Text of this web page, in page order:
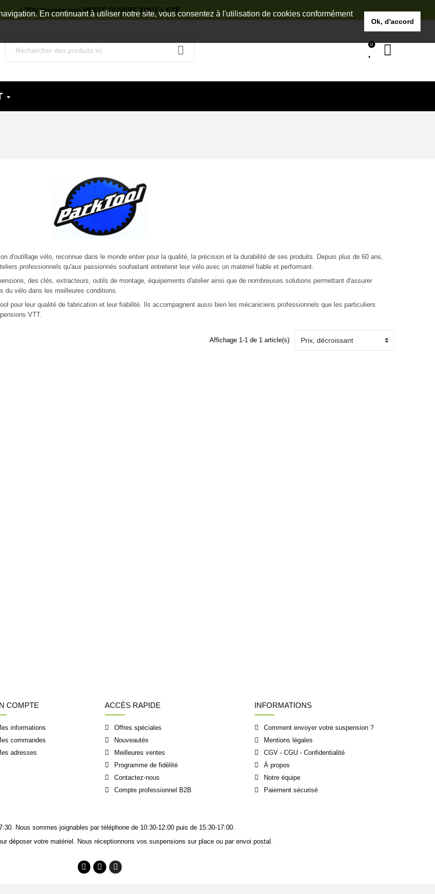
En continuant à utiliser notre site, vous consentez à l'utilisation de cookies conformément
Ok, d'accord
LPDV Suspension RESTE OUVERT TOUT L'ÉTÉ
0
d'outillage vélo , reconnue dans le monde entier pour la qualité, la précision et la durabilité de ses produits. Depuis plus de 60 ans,
professionnels qu'aux passionnés souhaitant entretenir leur vélo avec un matériel fiable et performant.
, des clés, extracteurs, outils de montage, équipements d'atelier ainsi que de nombreuses solutions permettant d'assurer
du vélo dans les meilleures conditions.
pour leur qualité de fabrication et leur fiabilité. Ils accompagnent aussi bien les mécaniciens professionnels que les particuliers
VTT.
Affichage 1-1 de 1 article(s)
COMPTE
informations
commandes
adresses
ACCÈS RAPIDE
Offres spéciales
Nouveautés
Meilleures ventes
Programme de fidélité
Contactez-nous
Compte professionnel B2B
INFORMATIONS
Comment envoyer votre suspension ?
Mentions légales
CGV - CGU - Confidentialité
À propos
Notre équipe
Paiement sécurisé
Nous sommes joignables par téléphone de 10:30-12:00 puis de 15:30-17:00.
déposer votre matériel. Nous réceptionnons vos suspensions sur place ou par envoi postal.